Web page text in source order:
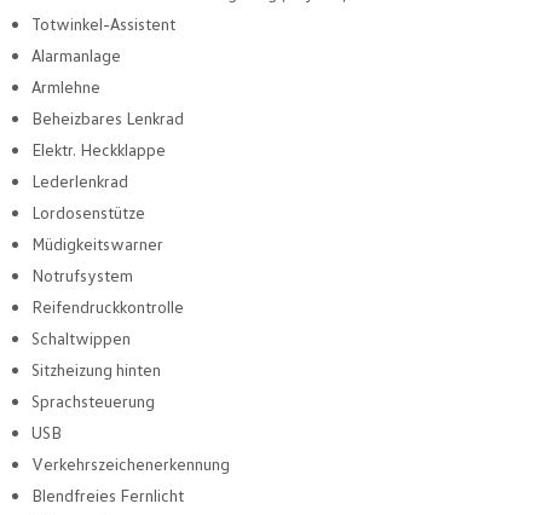
Totwinkel-Assistent
Alarmanlage
Armlehne
Beheizbares Lenkrad
Elektr. Heckklappe
Lederlenkrad
Lordosenstütze
Müdigkeitswarner
Notrufsystem
Reifendruckkontrolle
Schaltwippen
Sitzheizung hinten
Sprachsteuerung
USB
Verkehrszeichenerkennung
Blendfreies Fernlicht